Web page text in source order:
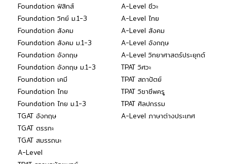
Foundation ฟิสิกส์
Foundation วิทย์ ม.1-3
Foundation สังคม
Foundation สังคม ม.1-3
Foundation อังกฤษ
Foundation อังกฤษ ม.1-3
Foundation เคมี
Foundation ไทย
Foundation ไทย ม.1-3
TGAT อังกฤษ
TGAT ตรรกะ
TGAT สมรรถนะ
A-Level
A-Level ชีวะ
A-Level ไทย
A-Level สังคม
A-Level อังกฤษ
A-Level วิทยาศาสตร์ประยุกต์
TPAT วิศวะ
TPAT สถาปัตย์
TPAT วิชาชีพครู
TPAT ศิลปกรรม
A-Level ภาษาต่างประเทศ